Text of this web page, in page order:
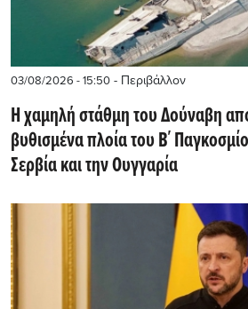
03/08/2026 - 15:50 - Περιβάλλον
Η χαμηλή στάθμη του Δούναβη
βυθισμένα πλοία του Β΄
Σερβία και την Ουγγαρία